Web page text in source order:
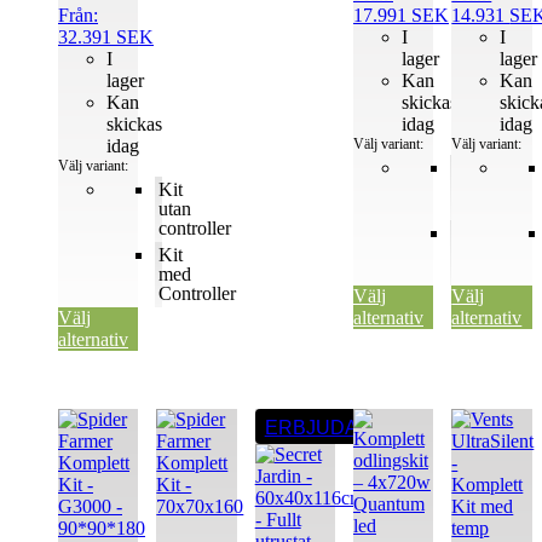
Från:
32.391 SEK
Kit
utan
controller
Kit
med
Controller
I
lager
Kan
skickas
idag
Välj variant:
Välj
alternativ
17.991 SEK
I
lager
Kan
skickas
idag
Välj variant:
Välj
alternativ
14.931
I
lager
Kan
idag
Välj variant:
Välj
alternativ
Den
här
produkten
har
flera
varianter.
ERBJUDANDE
Den
här
produkten
har
flera
varianter.